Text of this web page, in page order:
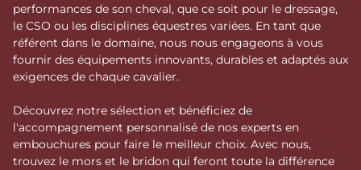
performances de son cheval, que ce soit pour le dressage,
le CSO ou les disciplines équestres variées. En tant que
référent dans le domaine, nous nous engageons à vous
fournir des équipements innovants, durables et adaptés aux
exigences de chaque cavalier.
Découvrez notre sélection et bénéficiez de
l'accompagnement personnalisé de nos experts en
embouchures pour faire le meilleur choix. Avec nous,
trouvez le mors et le bridon qui feront toute la différence